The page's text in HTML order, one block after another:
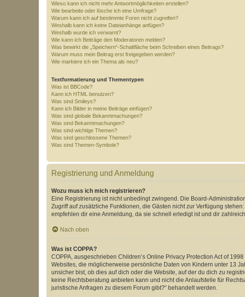
Wieso kann ich nicht mehr Antwortmöglichkeiten erstellen?
Wie bearbeite oder lösche ich eine Umfrage?
Warum kann ich auf bestimmte Foren nicht zugreifen?
Weshalb kann ich keine Dateianhänge anfügen?
Weshalb wurde ich verwarnt?
Wie kann ich Beiträge den Moderatoren melden?
Was bewirkt die „Speichern“-Schaltfläche beim Schreiben eines Beitrags?
Warum muss mein Beitrag erst freigegeben werden?
Wie markiere ich ein Thema als neu?
Textformatierung und Thementypen
Was ist BBCode?
Kann ich HTML benutzen?
Was sind Smileys?
Kann ich Bilder in meine Beiträge einfügen?
Was sind globale Bekanntmachungen?
Was sind Bekanntmachungen?
Was sind wichtige Themen?
Was sind geschlossene Themen?
Was sind Themen-Symbole?
Registrierung und Anmeldung
Wozu muss ich mich registrieren?
Eine Registrierung ist nicht unbedingt zwingend. Die Board-
Zugriff auf zusätzliche Funktionen, die Gästen nicht zur Verfügung
empfehlen dir eine Anmeldung, da sie schnell erledigt ist und dir
Nach oben
Was ist COPPA?
COPPA, ausgeschrieben Children’s Online Privacy Protection Act of
Websites, die möglicherweise persönliche Daten von Kindern unter 13
unsicher bist, ob dies auf dich oder die Website, auf der du dich zu
keine Rechtsberatung anbieten kann und nicht die Anlaufstelle für
juristische Anfragen zu diesem Forum gibt?“ behandelt werden.